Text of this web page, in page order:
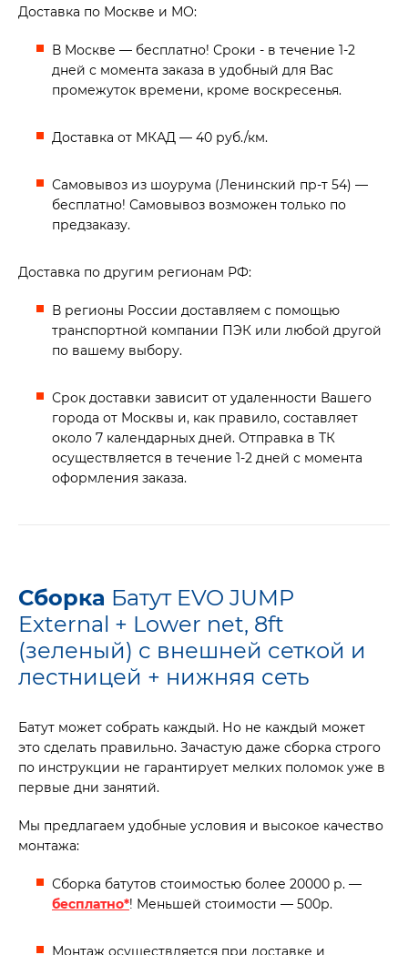
Доставка по Москве и МО:
В Москве — бесплатно! Сроки - в течение 1-2
дней с момента заказа в удобный для Вас
промежуток времени, кроме воскресенья.
Доставка от МКАД — 40 руб./км.
Самовывоз из шоурума (Ленинский пр-т 54) —
бесплатно! Самовывоз возможен только по
предзаказу.
Доставка по другим регионам РФ:
В регионы России доставляем с помощью
транспортной компании ПЭК или любой другой
по вашему выбору.
Срок доставки зависит от удаленности Вашего
города от Москвы и, как правило, составляет
около 7 календарных дней. Отправка в ТК
осуществляется в течение 1-2 дней с момента
оформления заказа.
Сборка Батут EVO JUMP
External + Lower net, 8ft
(зеленый) с внешней сеткой и
лестницей + нижняя сеть
Батут может собрать каждый. Но не каждый может
это сделать правильно. Зачастую даже сборка строго
по инструкции не гарантирует мелких поломок уже в
первые дни занятий.
Мы предлагаем удобные условия и высокое качество
монтажа:
Сборка батутов стоимостью более 20000 р. —
бесплатно*! Меньшей стоимости — 500р.
Монтаж осуществляется при доставке и